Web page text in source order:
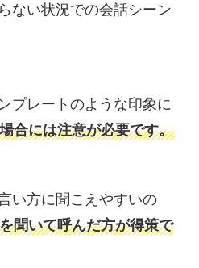
ない状況での会話シーン
プレートのような印象に
合には注意が必要です。
い方に聞こえやすいの
聞いて呼んだ方が得策で